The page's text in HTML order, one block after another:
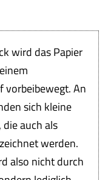
wird das Papier
vorbeibewegt. An
sich kleine
auch als
werden.
also nicht durch